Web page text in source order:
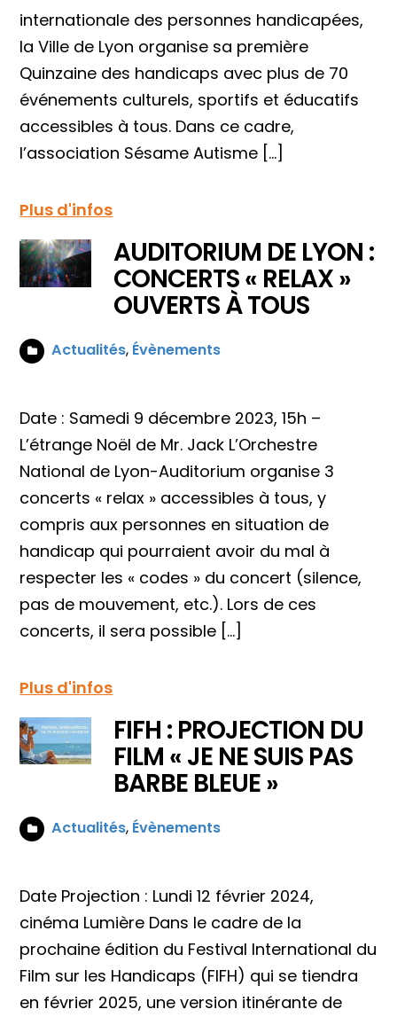
internationale des personnes handicapées,
la Ville de Lyon organise sa première
Quinzaine des handicaps avec plus de 70
événements culturels, sportifs et éducatifs
accessibles à tous. Dans ce cadre,
l’association Sésame Autisme […]
Plus d'infos
AUDITORIUM DE LYON :
CONCERTS « RELAX »
OUVERTS À TOUS
Actualités, Évènements
Date : Samedi 9 décembre 2023, 15h –
L’étrange Noël de Mr. Jack L’Orchestre
National de Lyon-Auditorium organise 3
concerts « relax » accessibles à tous, y
compris aux personnes en situation de
handicap qui pourraient avoir du mal à
respecter les « codes » du concert (silence,
pas de mouvement, etc.). Lors de ces
concerts, il sera possible […]
Plus d'infos
FIFH : PROJECTION DU
FILM « JE NE SUIS PAS
BARBE BLEUE »
Actualités, Évènements
Date Projection : Lundi 12 février 2024,
cinéma Lumière Dans le cadre de la
prochaine édition du Festival International du
Film sur les Handicaps (FIFH) qui se tiendra
en février 2025, une version itinérante de